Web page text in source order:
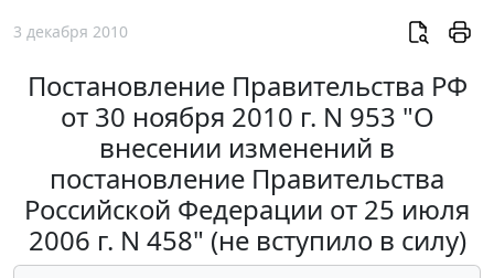
3 декабря 2010
Постановление Правительства РФ
от 30 ноября 2010 г. N 953 "О
внесении изменений в
постановление Правительства
Российской Федерации от 25 июля
2006 г. N 458" (не вступило в силу)